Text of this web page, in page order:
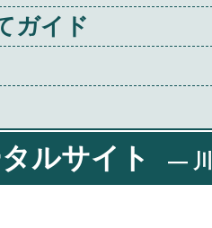
ガイド
ルサイト ―